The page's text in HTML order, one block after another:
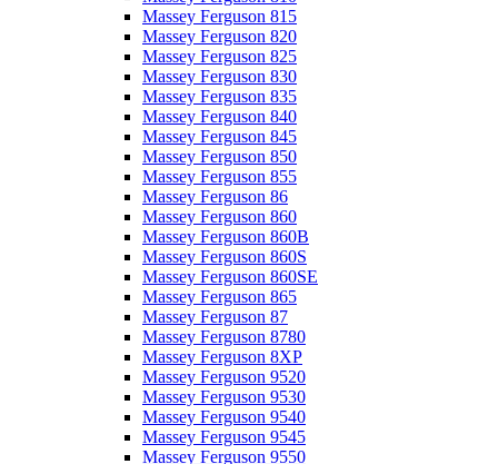
Massey Ferguson 815
Massey Ferguson 820
Massey Ferguson 825
Massey Ferguson 830
Massey Ferguson 835
Massey Ferguson 840
Massey Ferguson 845
Massey Ferguson 850
Massey Ferguson 855
Massey Ferguson 86
Massey Ferguson 860
Massey Ferguson 860B
Massey Ferguson 860S
Massey Ferguson 860SE
Massey Ferguson 865
Massey Ferguson 87
Massey Ferguson 8780
Massey Ferguson 8XP
Massey Ferguson 9520
Massey Ferguson 9530
Massey Ferguson 9540
Massey Ferguson 9545
Massey Ferguson 9550